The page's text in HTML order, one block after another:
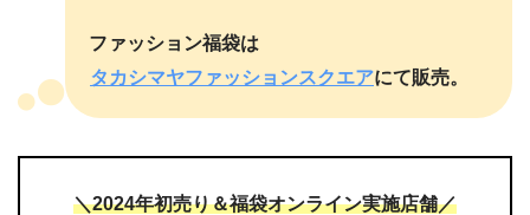
ファッション福袋は
タカシマヤファッションスクエアにて販売。
＼2024年初売り＆福袋オンライン実施店舗／